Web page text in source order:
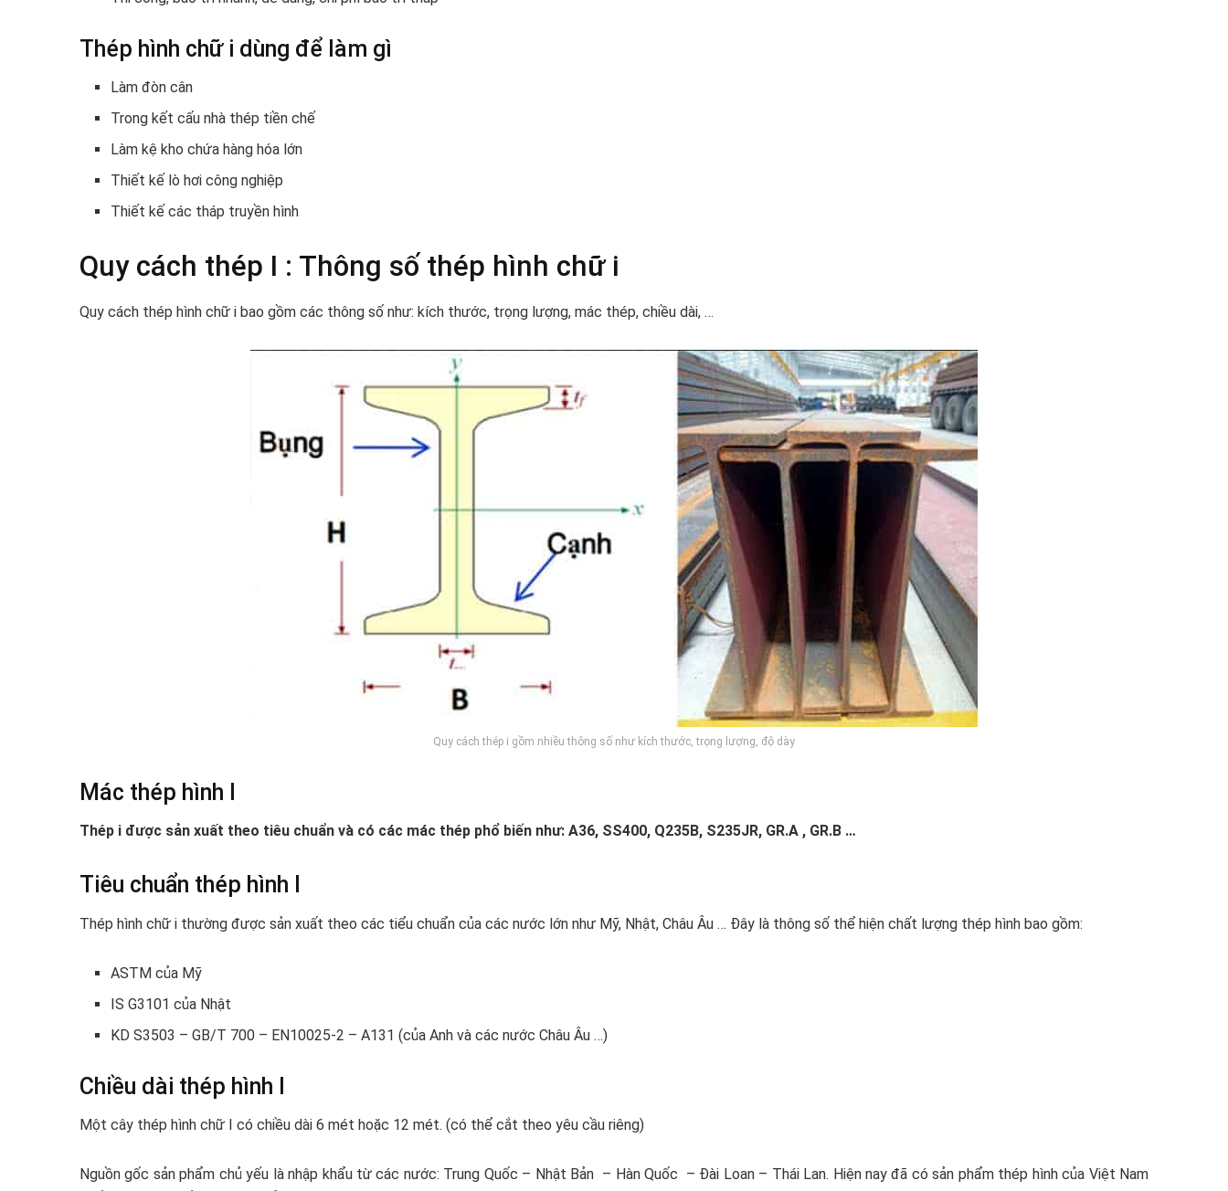
Thép hình chữ i dùng để làm gì
Làm đòn cân
Trong kết cấu nhà thép tiền chế
Làm kệ kho chứa hàng hóa lớn
Thiết kế lò hơi công nghiệp
Thiết kế các tháp truyền hình
Quy cách thép I : Thông số thép hình chữ i
Quy cách thép hình chữ i bao gồm các thông số như: kích thước, trọng lượng, mác thép, chiều dài, …
Quy cách thép i gồm nhiều thông số như kích thước, trọng lượng, độ dày
Mác thép hình I
Thép i được sản xuất theo tiêu chuẩn và có các mác thép phổ biến như: A36, SS400, Q235B, S235JR, GR.A , GR.B …
Tiêu chuẩn thép hình I
Thép hình chữ i thường được sản xuất theo các tiểu chuẩn của các nước lớn như Mỹ, Nhật, Châu Âu … Đây là thông số thể hiện chất lượng thép hình bao gồm:
ASTM của Mỹ
IS G3101 của Nhật
KD S3503 – GB/T 700 – EN10025-2 – A131 (của Anh và các nước Châu Âu …)
Chiều dài thép hình I
Một cây thép hình chữ I có chiều dài 6 mét hoặc 12 mét. (có thể cắt theo yêu cầu riêng)
Nguồn gốc sản phẩm chủ yếu là nhập khẩu từ các nước: Trung Quốc – Nhật Bản – Hàn Quốc – Đài Loan – Thái Lan. Hiện nay đã có sản phẩm thép hình của Việt Nam